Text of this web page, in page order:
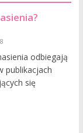
odbiegają
publikacjach
się